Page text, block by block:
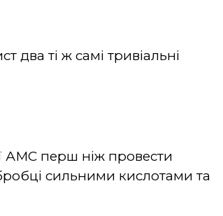
два ті ж самі тривіальні
АМС перш ніж провести
сильними кислотами та